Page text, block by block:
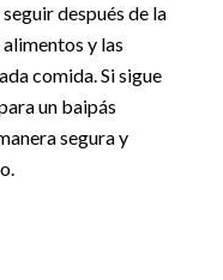
después de la
y las
comida. Si sigue
un baipás
segura y